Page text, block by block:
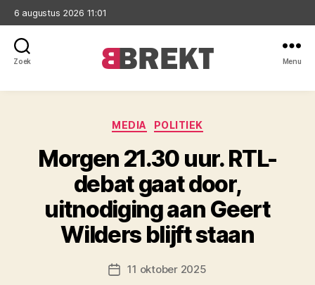
6 augustus 2026 11:01
Zoek Menu
Categorieën
MEDIA POLITIEK
Morgen 21.30 uur. RTL-
debat gaat door,
uitnodiging aan Geert
Wilders blijft staan
Berichtdatum
11 oktober 2025